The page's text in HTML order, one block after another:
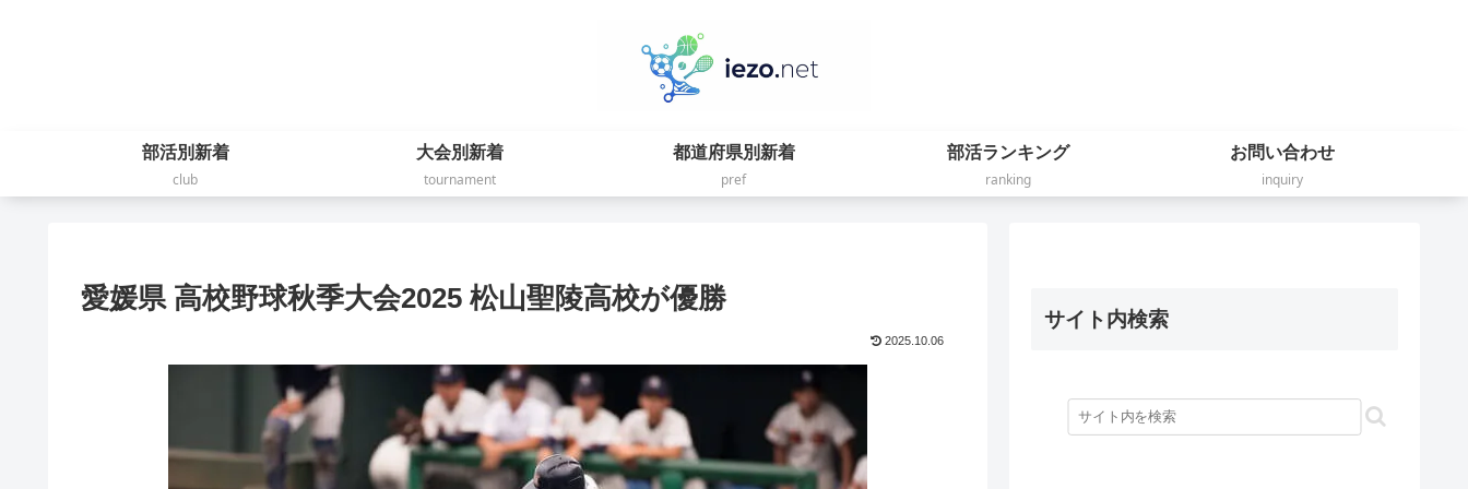
部活別新着
club
大会別新着
tournament
都道府県別新着
pref
部活ランキング
ranking
お問い合わせ
inquiry
愛媛県 高校野球秋季大会2025 松山聖陵高校が優勝
2025.10.06
サイト内検索